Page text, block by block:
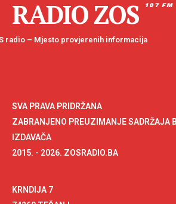
RADIO ZOS 107 FM
radio – Mjesto provjerenih informacija
SVA PRAVA PRIDRŽANA
ZABRANJENO PREUZIMANJE SADRŽAJA
IZDAVAČA
2015. - 2026. ZOSRADIO.BA
KRNDIJA 7